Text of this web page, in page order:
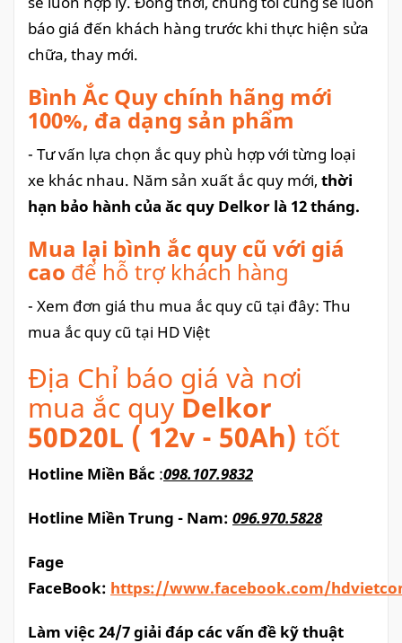
báo giá đến khách hàng trước khi thực hiện sửa
chữa, thay mới.
Bình Ắc Quy chính hãng mới
100%, đa dạng sản phẩm
- Tư vấn lựa chọn ắc quy phù hợp với từng loại
xe khác nhau. Năm sản xuất ắc quy mới, thời
hạn bảo hành của ăc quy Delkor là 12 tháng.
Mua lại bình ắc quy cũ với giá
cao để hỗ trợ khách hàng
- Xem đơn giá thu mua ắc quy cũ tại đây: Thu
mua ắc quy cũ tại HD Việt
Địa Chỉ báo giá và nơi
mua ắc quy Delkor
50D20L ( 12v - 50Ah) tốt
Hotline Miền Bắc :098.107.9832
Hotline Miền Trung - Nam: 096.970.5828
Fage
FaceBook: https://www.facebook.com/
Làm việc 24/7 giải đáp các vấn đề kỹ thuật